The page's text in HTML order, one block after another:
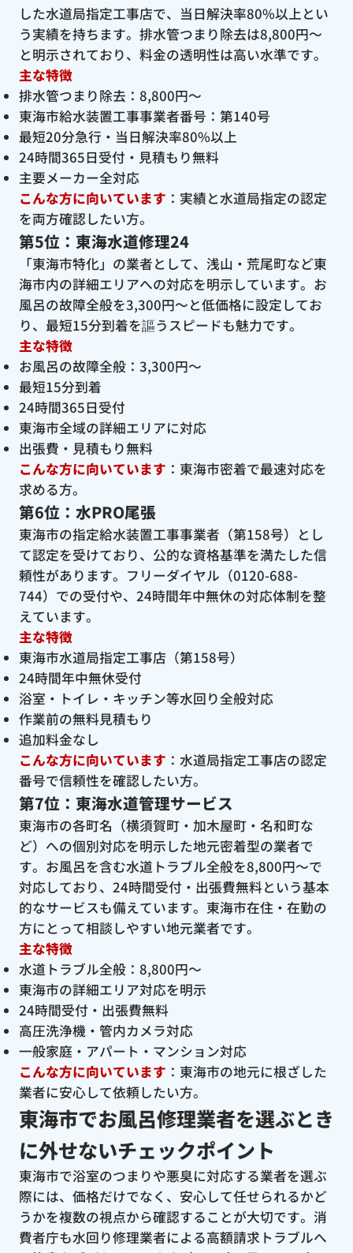
した水道局指定工事店で、当日解決率80%以上とい
う実績を持ちます。排水管つまり除去は8,800円〜
と明示されており、料金の透明性は高い水準です。
主な特徴
排水管つまり除去：8,800円〜
東海市給水装置工事事業者番号：第140号
最短20分急行・当日解決率80%以上
24時間365日受付・見積もり無料
主要メーカー全対応
こんな方に向いています ：実績と水道局指定の認定
を両方確認したい方。
第5位：東海水道修理24
「東海市特化」の業者として、浅山・荒尾町など東
海市内の詳細エリアへの対応を明示しています。お
風呂の故障全般を3,300円〜と低価格に設定してお
り、最短15分到着を謳うスピードも魅力です。
主な特徴
お風呂の故障全般：3,300円〜
最短15分到着
24時間365日受付
東海市全域の詳細エリアに対応
出張費・見積もり無料
こんな方に向いています ：東海市密着で最速対応を
求める方。
第6位：水PRO尾張
東海市の指定給水装置工事事業者（第158号）とし
て認定を受けており、公的な資格基準を満たした信
頼性があります。フリーダイヤル（0120-688-
744）での受付や、24時間年中無休の対応体制を整
えています。
主な特徴
東海市水道局指定工事店（第158号）
24時間年中無休受付
浴室・トイレ・キッチン等水回り全般対応
作業前の無料見積もり
追加料金なし
こんな方に向いています ：水道局指定工事店の認定
番号で信頼性を確認したい方。
第7位：東海水道管理サービス
東海市の各町名（横須賀町・加木屋町・名和町な
ど）への個別対応を明示した地元密着型の業者で
す。お風呂を含む水道トラブル全般を8,800円〜で
対応しており、24時間受付・出張費無料という基本
的なサービスも備えています。東海市在住・在勤の
方にとって相談しやすい地元業者です。
主な特徴
水道トラブル全般：8,800円〜
東海市の詳細エリア対応を明示
24時間受付・出張費無料
高圧洗浄機・管内カメラ対応
一般家庭・アパート・マンション対応
こんな方に向いています ：東海市の地元に根ざした
業者に安心して依頼したい方。
東海市でお風呂修理業者を選ぶとき
に外せないチェックポイント
東海市で浴室のつまりや悪臭に対応する業者を選ぶ
際には、価格だけでなく、安心して任せられるかど
うかを複数の視点から確認することが大切です。消
費者庁も水回り修理業者による高額請求トラブルへ